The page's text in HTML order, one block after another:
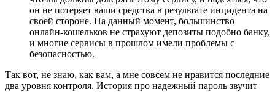
он не потеряет ваши средства в результате инцидента на
своей стороне. На данный момент, большинство
онлайн-кошельков не страхуют депозиты подобно банку,
и многие сервисы в прошлом имели проблемы с
безопасностью.
Так вот, не знаю, как вам, а мне совсем не нравится последние
два уровня контроля. История про надежный пароль звучит